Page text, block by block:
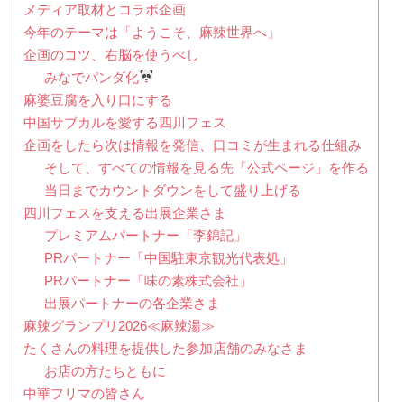
メディア取材とコラボ企画
今年のテーマは「ようこそ、麻辣世界へ」
企画のコツ、右脳を使うべし
みなでパンダ化
麻婆豆腐を入り口にする
中国サブカルを愛する四川フェス
企画をしたら次は情報を発信、口コミが生まれる仕組み
そして、すべての情報を見る先「公式ページ」を作る
当日までカウントダウンをして盛り上げる
四川フェスを支える出展企業さま
プレミアムパートナー「李錦記」
PRパートナー「中国駐東京観光代表処」
PRパートナー「味の素株式会社」
出展パートナーの各企業さま
麻辣グランプリ2026≪麻辣湯≫
たくさんの料理を提供した参加店舗のみなさま
お店の方たちともに
中華フリマの皆さん